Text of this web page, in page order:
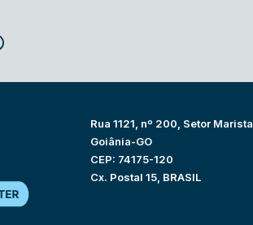
Rua 1121, nº 200, Setor Marista
Goiânia-GO
CEP: 74175-120
Cx. Postal 15, BRASIL